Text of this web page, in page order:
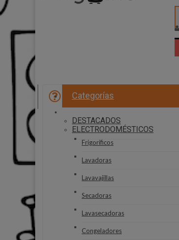
PREGUNTAS FRECUENTES
Categorías
DESTACADOS
ELECTRODOMÉSTICOS
Frigoríficos
Lavadoras
Lavavajillas
Secadoras
Lavasecadoras
Congeladores